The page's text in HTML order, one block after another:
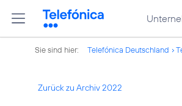
Sie sind hier: Telefónica Deutschland
Zurück zu Archiv 2022